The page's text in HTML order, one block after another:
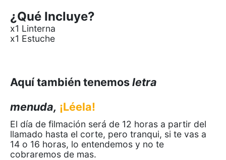
¿Qué Incluye?
x1 Linterna
x1 Estuche
Aquí también tenemosletra
menuda, ¡Léela!
El día de filmación será de 12 horas a partir del
llamado hasta el corte, pero tranqui, si te vas a
14 o 16 horas, lo entendemos y no te
cobraremos de mas.